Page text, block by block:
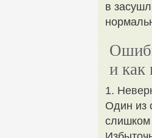
в
и как
1.
Один из
слишком